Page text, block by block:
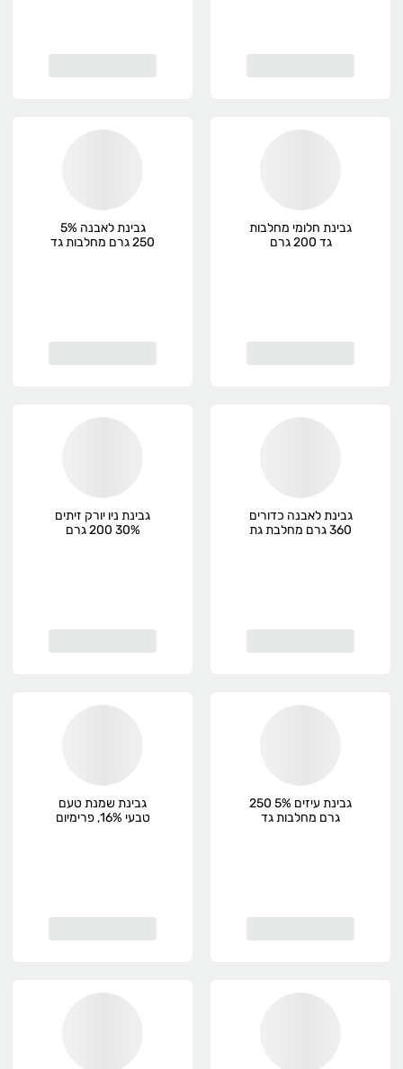
גבינת חלומי מחלבות
גד 200 גרם
גבינת לאבנה 5%
250 גרם מחלבות גד
גבינת לאבנה כדורים
360 גרם מחלבת גת
גבינת ניו יורק זיתים
30% 200 גרם
גבינת עיזים 5% 250
גרם מחלבות גד
גבינת שמנת טעם
טבעי 16%, פרימיום